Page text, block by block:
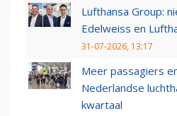
Lufthansa Group:
Edelweiss en
31-07-2026, 13:17
Meer passagiers
Nederlandse
kwartaal